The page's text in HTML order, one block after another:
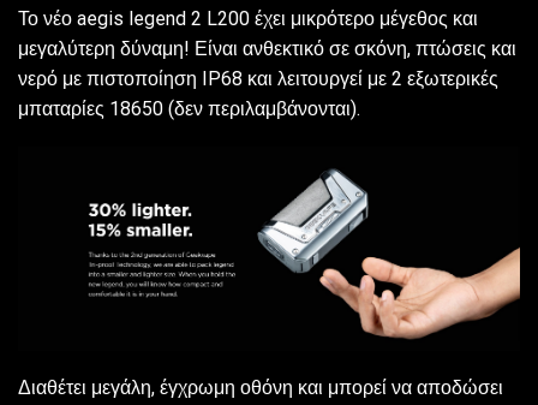
Το νέο aegis legend 2 L200 έχει μικρότερο μέγεθος και
μεγαλύτερη δύναμη! Είναι ανθεκτικό σε σκόνη, πτώσεις και
νερό με πιστοποίηση IP68 και λειτουργεί με 2 εξωτερικές
μπαταρίες 18650 (δεν περιλαμβάνονται).
Διαθέτει μεγάλη, έγχρωμη οθόνη και μπορεί να αποδώσει